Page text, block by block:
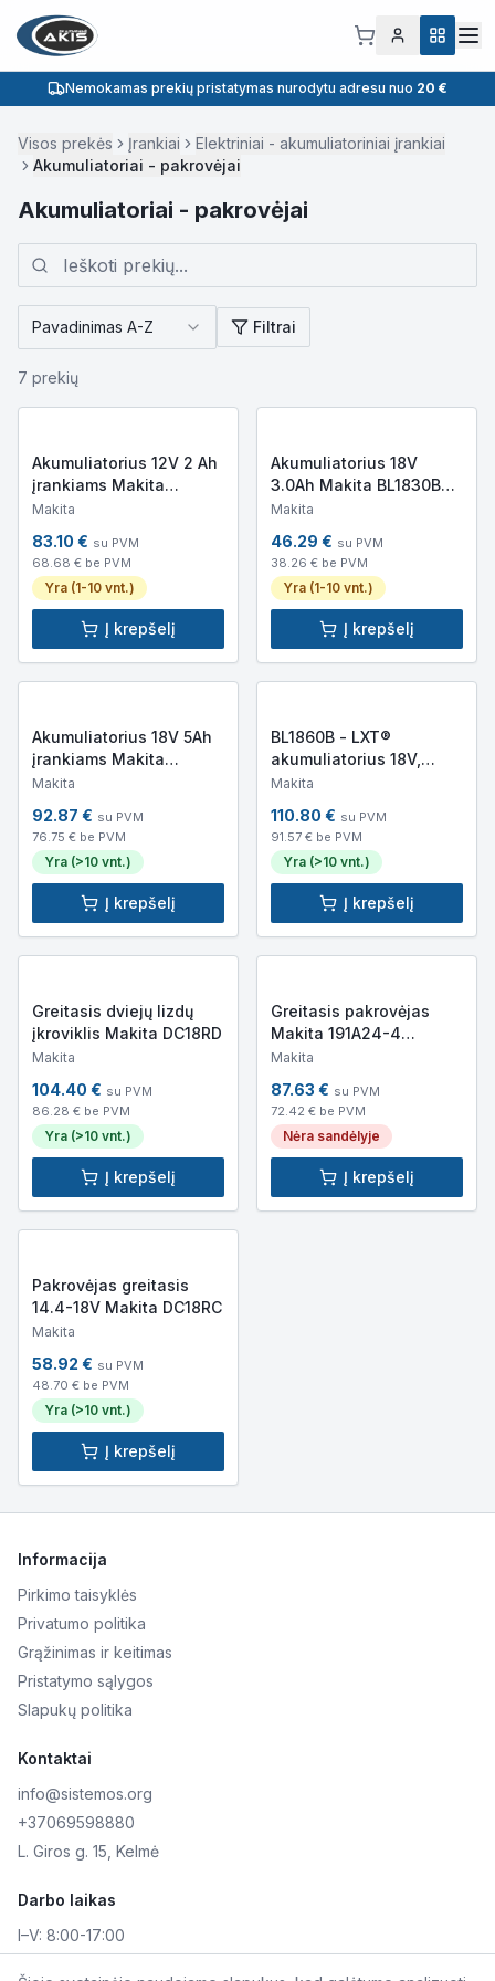
Nemokamas prekių pristatymas nurodytu adresu nuo 20 €
Visos prekės Įrankiai
Elektriniai - akumuliatoriniai įrankiai
Akumuliatoriai - pakrovėjai
Akumuliatoriai - pakrovėjai
Pavadinimas A-Z Filtrai
7 prekių
Akumuliatorius 12V 2 Ah
įrankiams Makita
BL1021B
Makita
83.10 € su PVM
68.68 € be PVM
Yra (1-10 vnt.)
Į krepšelį
Akumuliatorius 18V
3.0Ah Makita BL1830B
(197599-5)
Makita
46.29 € su PVM
38.26 € be PVM
Yra (1-10 vnt.)
Į krepšelį
Akumuliatorius 18V 5Ah
įrankiams Makita
BL1850B
Makita
92.87 € su PVM
76.75 € be PVM
Yra (>10 vnt.)
Į krepšelį
BL1860B - LXT®
akumuliatorius 18V,
6.0Ah
Makita
110.80 € su PVM
91.57 € be PVM
Yra (>10 vnt.)
Į krepšelį
Greitasis dviejų lizdų
įkroviklis Makita DC18RD
Makita
104.40 € su PVM
86.28 € be PVM
Yra (>10 vnt.)
Į krepšelį
Greitasis pakrovėjas
Makita 191A24-4
(pakrovėjas + 18V 3Ah
Makita
87.63 € su PVM
72.42 € be PVM
Nėra sandėlyje
Į krepšelį
Pakrovėjas greitasis
14.4-18V Makita DC18RC
Makita
58.92 € su PVM
48.70 € be PVM
Yra (>10 vnt.)
Į krepšelį
Informacija
Pirkimo taisyklės
Privatumo politika
Grąžinimas ir keitimas
Pristatymo sąlygos
Slapukų politika
Kontaktai
info@sistemos.org
+37069598880
L. Giros g. 15, Kelmė
Darbo laikas
I–V: 8:00-17:00